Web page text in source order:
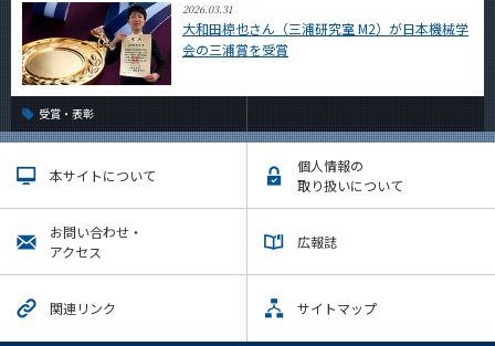
2026.03.31
大和田椋也さん（三浦研究室 M2）が日本機械学
会の三浦賞を受賞
受賞・表彰
本サイトについて
個人情報の
取り扱いについて
お問い合わせ・
アクセス
広報誌
関連リンク サイトマップ